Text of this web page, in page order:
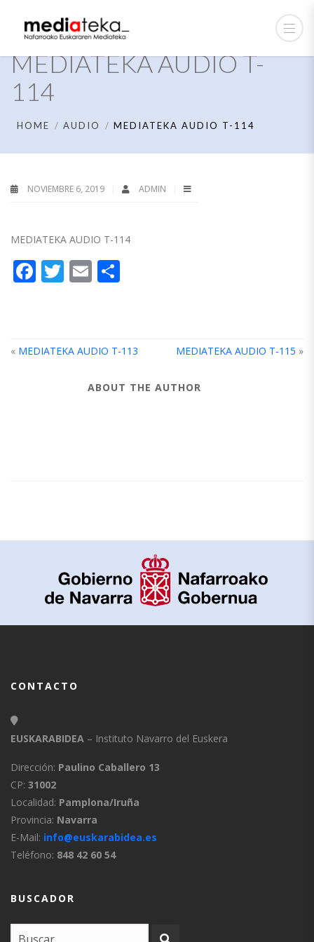
MEDIATEKA AUDIO T-
114
HOME AUDIO MEDIATEKA AUDIO T-114
NOVIEMBRE 6, 2019 ADMIN
MEDIATEKA AUDIO T-114
Facebook
Twitter
Email
« MEDIATEKA AUDIO T-113 MEDIATEKA AUDIO T-115 »
ABOUT THE AUTHOR
CONTACTO
EUSKARABIDEA – Instituto Navarro del Euskera
Dirección: Paulino Caballero 13
CP: 31002
Localidad: Pamplona/Iruña
Provincia: Navarra
E-Mail: info@euskarabidea.es
Teléfono: 848 42 60 54
BUSCADOR